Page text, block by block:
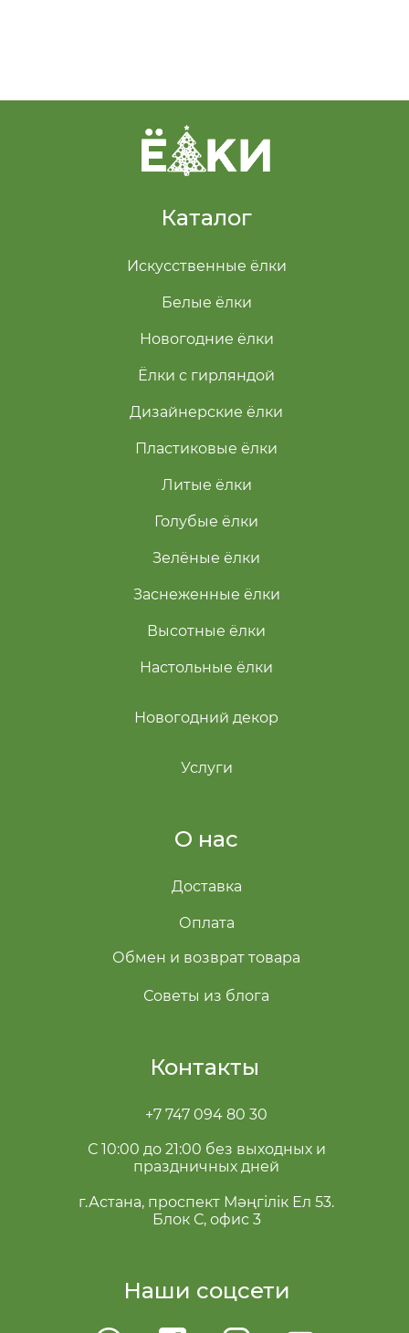
О нас
Каталог
Контакты
Наши соцсети
Искусственные ёлки
Белые ёлки
Голубые ёлки
Зелёные ёлки
Доставка
Оплата
Обмен и возврат товара
Заснеженные ёлки
+7 747 094 80 30
С 10:00 до 21:00 без выходных и
праздничных дней
Советы из блога
г.Астана, проспект Мәңгілік Ел 53.
Блок С, офис 3
Новогодние ёлки
Ёлки с гирляндой
Дизайнерские ёлки
Пластиковые ёлки
Литые ёлки
Высотные ёлки
Настольные ёлки
Услуги
Новогодний декор